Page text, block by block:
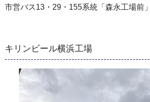
市営バス13・29・155系統「森永工場前
キリンビール横浜工場